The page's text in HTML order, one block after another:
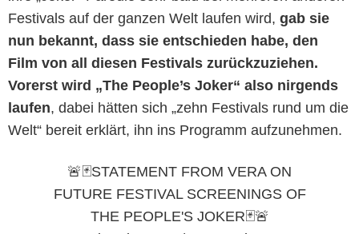
Festivals auf der ganzen Welt laufen wird, gab sie
nun bekannt, dass sie entschieden habe, den
Film von all diesen Festivals zurückzuziehen.
Vorerst wird „The People’s Joker“ also nirgends
laufen, dabei hätten sich „zehn Festivals rund um die
Welt“ bereit erklärt, ihn ins Programm aufzunehmen.
🚨🃏STATEMENT FROM VERA ON
FUTURE FESTIVAL SCREENINGS OF
THE PEOPLE'S JOKER🃏🚨